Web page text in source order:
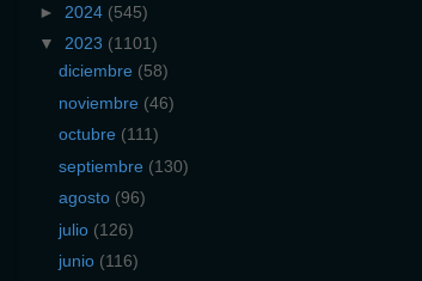
► 2024 (545)
▼ 2023 (1101)
diciembre (58)
noviembre (46)
octubre (111)
septiembre (130)
agosto (96)
julio (126)
junio (116)